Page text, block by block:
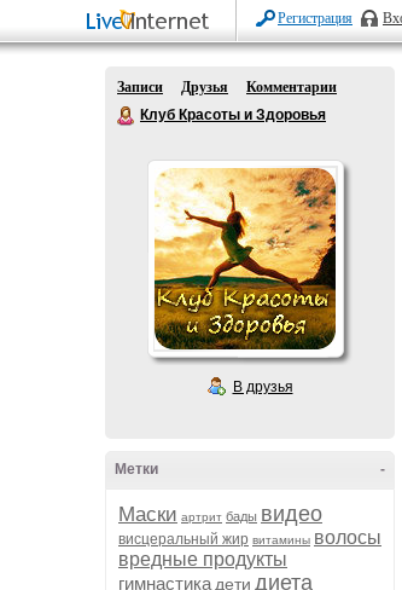
Регистрация
Записи Друзья
Комментарии
Клуб Красоты и Здоровья
В друзья
-
Метки
Маски артрит бады видео
висцеральный жир витамины волосы
вредные продукты
гимнастика дети диета